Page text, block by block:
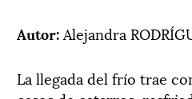
Autor:Alejandra
La llegada del frío trae